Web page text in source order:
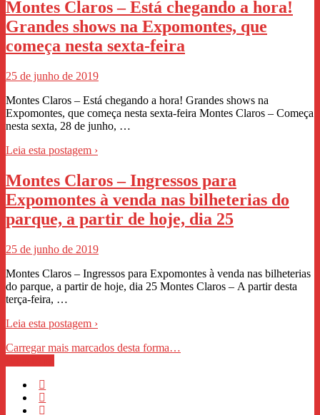
Montes Claros – Está chegando a hora!
Grandes shows na Expomontes, que
começa nesta sexta-feira
25 de junho de 2019
Montes Claros – Está chegando a hora! Grandes shows na
Expomontes, que começa nesta sexta-feira Montes Claros – Começa
nesta sexta, 28 de junho, …
Leia esta postagem ›
Montes Claros – Ingressos para
Expomontes à venda nas bilheterias do
parque, a partir de hoje, dia 25
25 de junho de 2019
Montes Claros – Ingressos para Expomontes à venda nas bilheterias
do parque, a partir de hoje, dia 25 Montes Claros – A partir desta
terça-feira, …
Leia esta postagem ›
Carregar mais marcados desta forma…